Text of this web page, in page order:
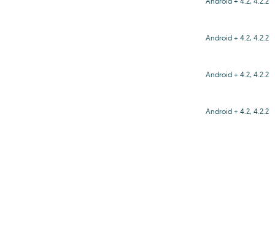
Android + 4.2, 4.2.2
Android + 4.2, 4.2.2
Android + 4.2, 4.2.2